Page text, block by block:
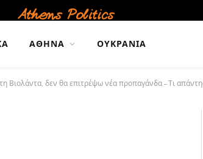
ΑΘΉΝΑ ΟΥΚΡΑΝΊΑ
Βιολάντα, δεν θα επιτρέψω νέα προπαγάνδα – Τι